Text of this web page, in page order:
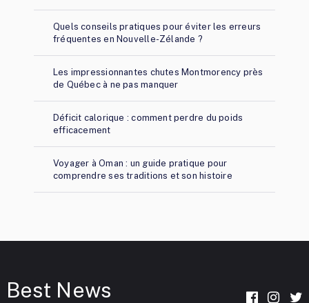
Quels conseils pratiques pour éviter les erreurs
fréquentes en Nouvelle-Zélande ?
Les impressionnantes chutes Montmorency près
de Québec à ne pas manquer
Déficit calorique : comment perdre du poids
efficacement
Voyager à Oman : un guide pratique pour
comprendre ses traditions et son histoire
Best News